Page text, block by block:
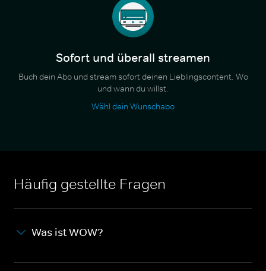
Sofort und überall streamen
Buch dein Abo und stream sofort deinen Lieblingscontent. Wo
und wann du willst.
Wähl dein Wunschabo
Häufig gestellte Fragen
Was ist WOW?